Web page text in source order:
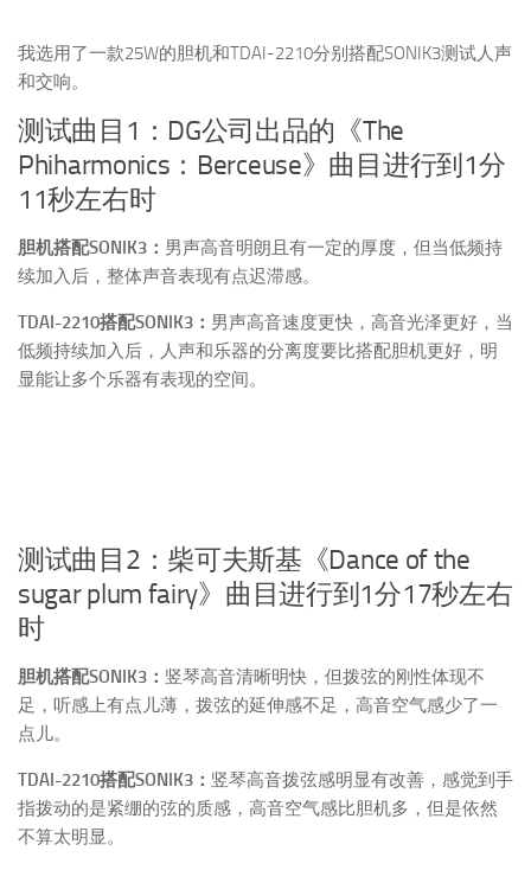
我选用了一款25W的胆机和TDAI-2210分别搭配SONIK3测试人声
和交响。
测试曲目1：DG公司出品的《The
Phiharmonics：Berceuse》曲目进行到1分
11秒左右时
胆机搭配SONIK3： 男声高音明朗且有一定的厚度，但当低频持
续加入后，整体声音表现有点迟滞感。
TDAI-2210搭配SONIK3： 男声高音速度更快，高音光泽更好，当
低频持续加入后，人声和乐器的分离度要比搭配胆机更好，明
显能让多个乐器有表现的空间。
测试曲目2：柴可夫斯基《Dance of the
sugar plum fairy》曲目进行到1分17秒左右
时
胆机搭配SONIK3： 竖琴高音清晰明快，但拨弦的刚性体现不
足，听感上有点儿薄，拨弦的延伸感不足，高音空气感少了一
点儿。
TDAI-2210搭配SONIK3： 竖琴高音拨弦感明显有改善，感觉到手
指拨动的是紧绷的弦的质感，高音空气感比胆机多，但是依然
不算太明显。